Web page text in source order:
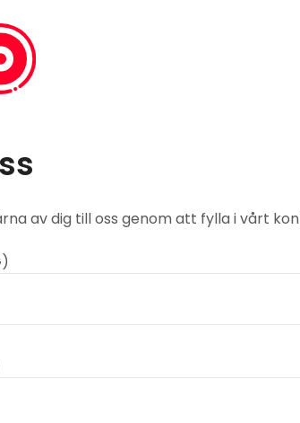
av dig till oss genom att fylla i vårt